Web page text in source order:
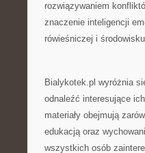
rozwiązywaniem
znaczenie inteligencji
rówieśniczej i
Bialykotek.pl wyróżnia
odnaleźć interesujące
materiały obejmują
edukacją oraz
wszystkich osób